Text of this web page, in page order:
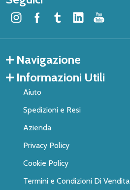
Navigazione
Informazioni Utili
Aiuto
Spedizioni e Resi
Azienda
Privacy Policy
Cookie Policy
Termini e Condizioni Di Vendita